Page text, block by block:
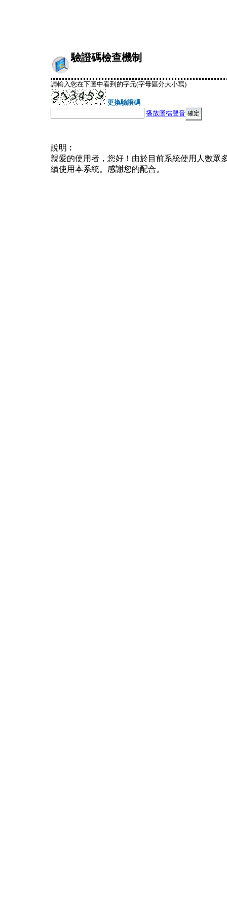
驗證碼檢查機制
請輸入您在下圖中看到的字元(字母區分大小寫)
更換驗證碼
播放圖檔聲音
說明︰
親愛的使用者，您好！由於目前系統使用人數眾
續使用本系統。感謝您的配合。